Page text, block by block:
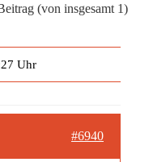
(von insgesamt 1)
Uhr
#6940